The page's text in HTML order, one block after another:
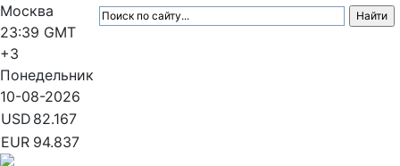
Москва
23:39 GMT
+3
Понедельник
10-08-2026
USD 82.167
EUR 94.837